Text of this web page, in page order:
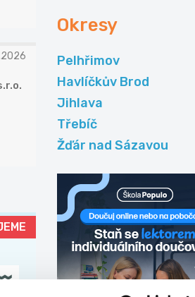
Okresy
Pelhřimov
Havlíčkův Brod
Jihlava
Třebíč
Žďár nad Sázavou